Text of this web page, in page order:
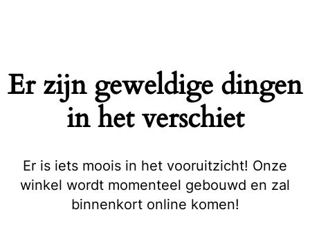
Er zijn geweldige dingen
in het verschiet
Er is iets moois in het vooruitzicht! Onze
winkel wordt momenteel gebouwd en zal
binnenkort online komen!